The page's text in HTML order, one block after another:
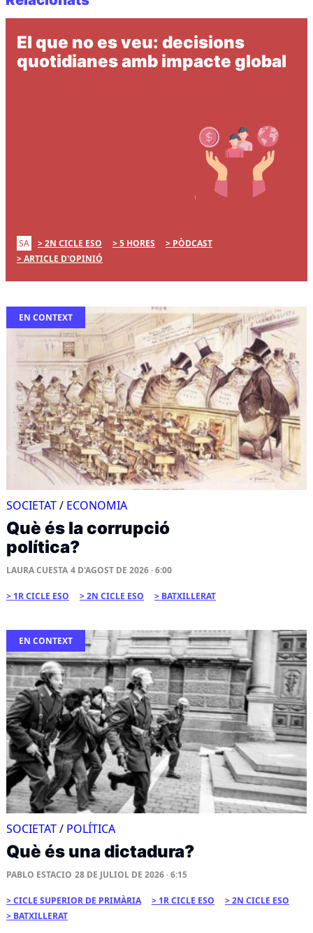
El que no es veu: decisions
quotidianes amb impacte global
SA 2N CICLE ESO 5 HORES
PÒDCAST
ARTICLE D'OPINIÓ
EN CONTEXT
SOCIETAT/ ECONOMIA
Què és la corrupció
política?
LAURA CUESTA 4 D'AGOST DE 2026 · 6:00
1R CICLE ESO 2N CICLE ESO BATXILLERAT
EN CONTEXT
SOCIETAT/ POLÍTICA
Què és una dictadura?
PABLO ESTACIO 28 DE JULIOL DE 2026 · 6:15
CICLE SUPERIOR DE PRIMÀRIA 1R CICLE ESO
2N CICLE ESO
BATXILLERAT